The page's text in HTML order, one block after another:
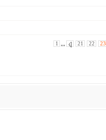
1 ,,, 21 22 23